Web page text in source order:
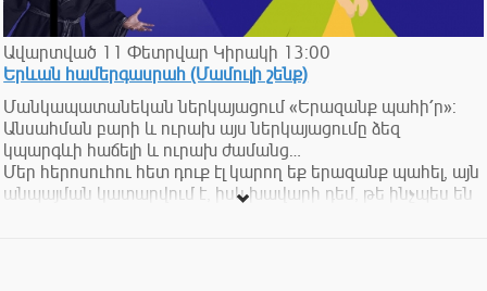
Ավարտված 11 Փետրվար Կիրակի 13:00
Երևան համերգասրահ (Մամուլի շենք)
Մանկապատանեկան ներկայացում «Երազանք պահի՛ր»:
Անսահման բարի և ուրախ այս ներկայացումը ձեզ
կպարգևի հաճելի և ուրախ ժամանց…
Մեր հերոսուհու հետ դուք էլ կարող եք երազանք պահել, այն
անպայման կատարվում է, իսկ խավարի դեմ, թե ինչպես են